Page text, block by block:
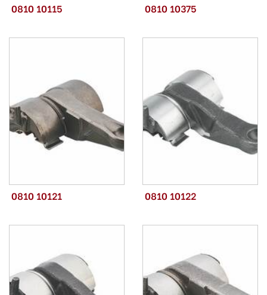
0810 10115 0810 10375
0810 10121 0810 10122